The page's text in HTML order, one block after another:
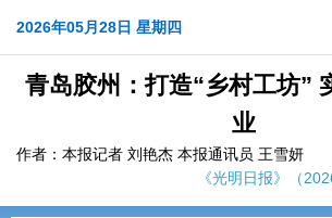
2026年05月28日 星期四
青岛胶州：打造“乡村工坊”
业
作者：本报记者 刘艳杰 本报通讯员 王雪妍
《光明日报》（